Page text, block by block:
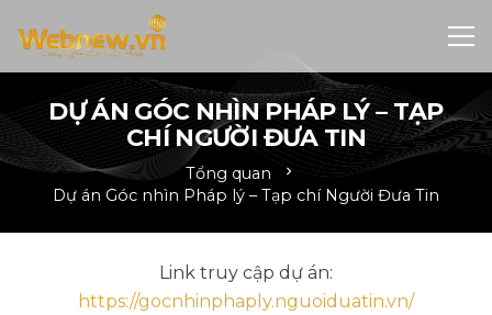
DỰ ÁN GÓC NHÌN PHÁP LÝ – TẠP
CHÍ NGƯỜI ĐƯA TIN
Tổng quan chevron_right
Dự án Góc nhìn Pháp lý – Tạp chí Người Đưa Tin
Link truy cập dự án:
https://gocnhinphaply.nguoiduatin.vn/